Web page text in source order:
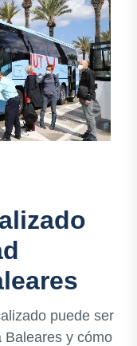
puede ser
Baleares y cómo